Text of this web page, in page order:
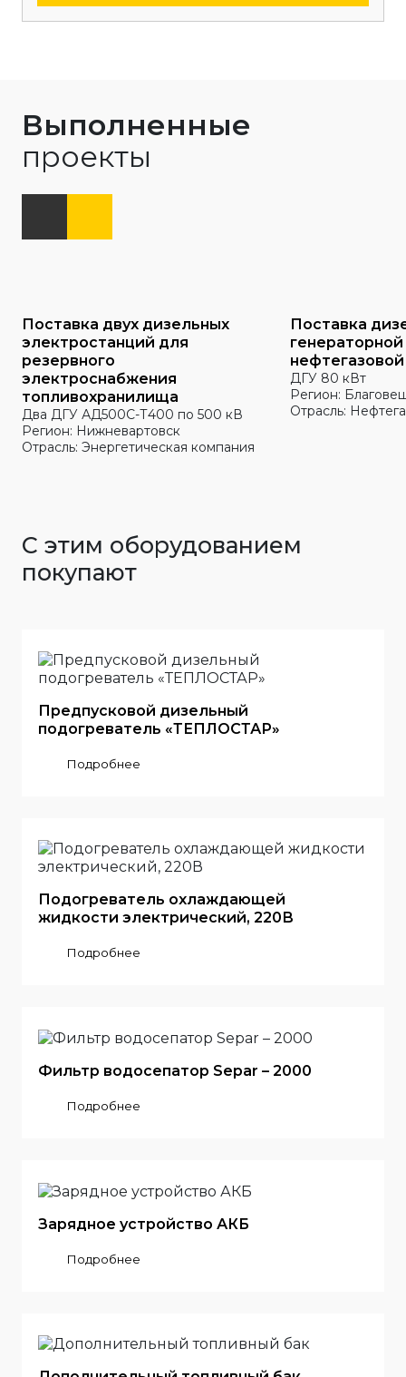
Выполненные
проекты
Поставка двух дизельных
электростанций для
резервного
электроснабжения
топливохранилища
Два ДГУ АД500С-Т400 по 500 кВ
Регион: Нижневартовск
Отрасль: Энергетическая компания
Поставка
ДГУ 80 кВт
Регион:
Отрасль:
С этим оборудованием
покупают
Предпусковой дизельный
подогреватель «ТЕПЛОСТАР»
Подробнее
Подогреватель охлаждающей
жидкости электрический, 220В
Подробнее
Фильтр водосепатор Separ – 2000
Подробнее
Зарядное устройство АКБ
Подробнее